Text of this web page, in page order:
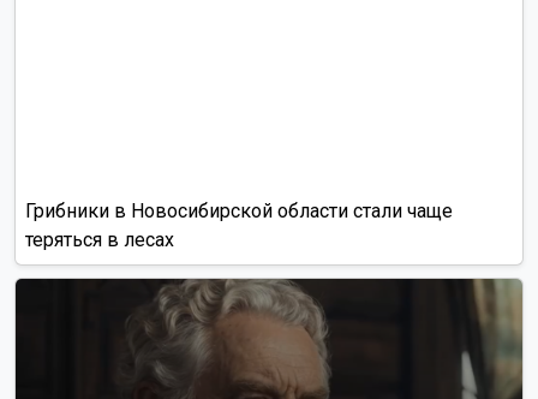
В Новосибирске завершили благоустройство улицы Кирова
В России хотят в два раза поднять штрафы за объезд
пробок по обочине
Движение в центре Новосибирска ограничили до 11 августа